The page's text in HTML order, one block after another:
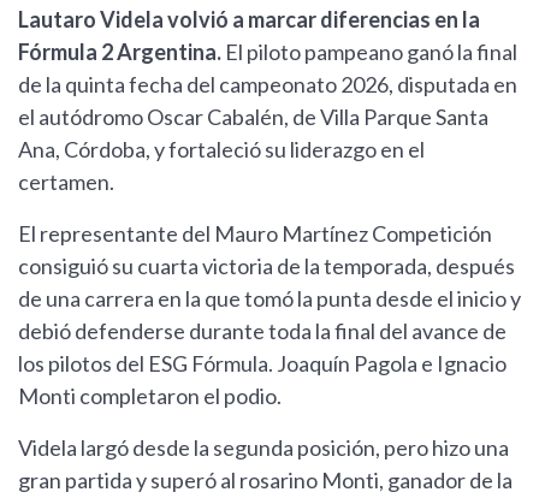
Lautaro Videla volvió a marcar diferencias en la
Fórmula 2 Argentina. El piloto pampeano ganó la final
de la quinta fecha del campeonato 2026, disputada en
el autódromo Oscar Cabalén, de Villa Parque Santa
Ana, Córdoba, y fortaleció su liderazgo en el
certamen.
El representante del Mauro Martínez Competición
consiguió su cuarta victoria de la temporada, después
de una carrera en la que tomó la punta desde el inicio y
debió defenderse durante toda la final del avance de
los pilotos del ESG Fórmula. Joaquín Pagola e Ignacio
Monti completaron el podio.
Videla largó desde la segunda posición, pero hizo una
gran partida y superó al rosarino Monti, ganador de la